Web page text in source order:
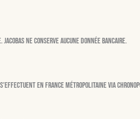
ne conserve aucune donnée bancaire.
en France métropolitaine via